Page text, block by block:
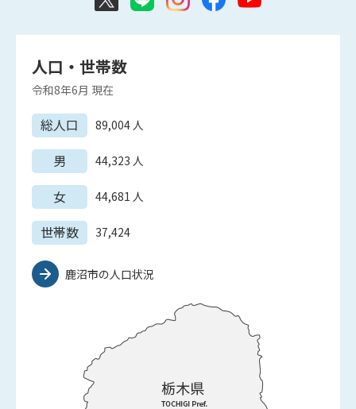
人口・世帯数
令和8年6月 現在
総人口 89,004 人
男 44,323 人
女 44,681 人
世帯数 37,424
鹿沼市の人口状況